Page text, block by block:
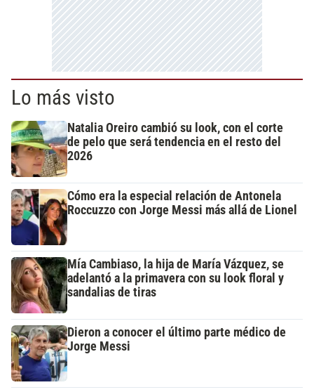
Lo más visto
Natalia Oreiro cambió su look, con el corte
de pelo que será tendencia en el resto del
2026
Cómo era la especial relación de Antonela
Roccuzzo con Jorge Messi más allá de Lionel
Mía Cambiaso, la hija de María Vázquez, se
adelantó a la primavera con su look floral y
sandalias de tiras
Dieron a conocer el último parte médico de
Jorge Messi